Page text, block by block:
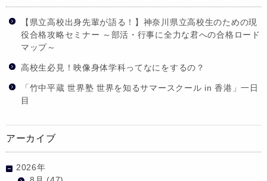
【県立高校出身先輩が語る！】神奈川県立高校生のための現
役合格攻略セミナー ～部活・行事に全力な君への合格ロード
マップ～
高校生必見！映像身体学科ってなにをするの？
「竹中平蔵 世界塾 世界を知るサマースクール in 香港」一日
目
アーカイブ
2026年